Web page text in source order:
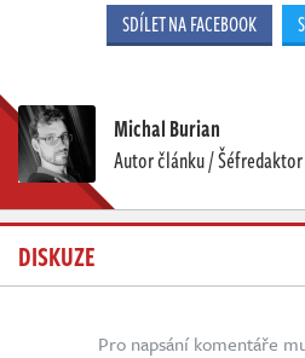
SDÍLET NA FACEBOOK
Michal Burian
Autor článku / Šéfredaktor
DISKUZE
Pro napsání komentáře